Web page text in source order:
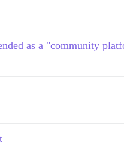
as a "community